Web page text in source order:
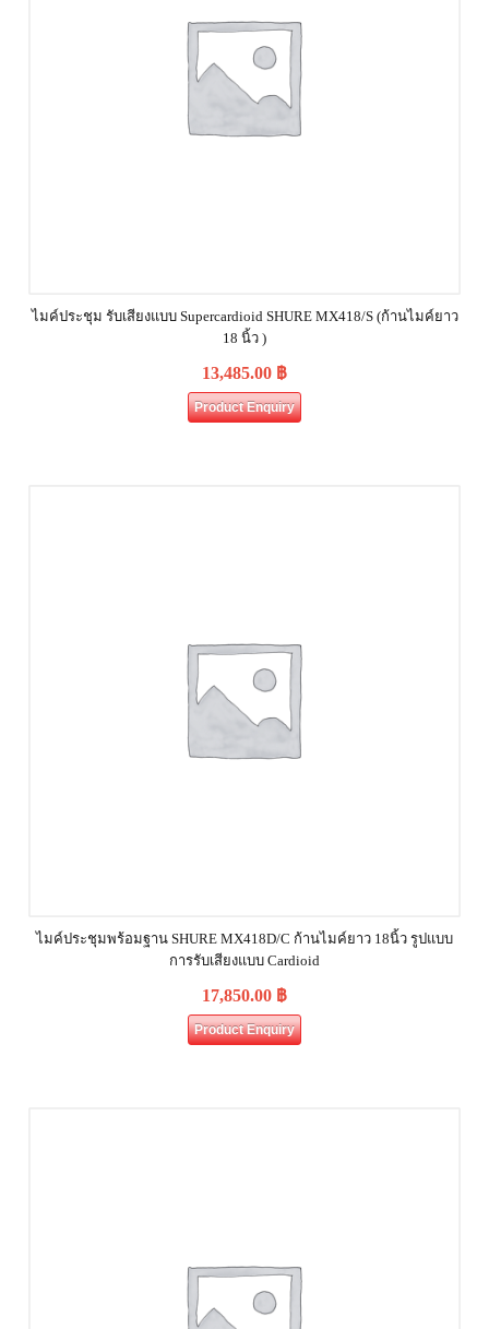
ไมค์ประชุม รับเสียงแบบ Supercardioid SHURE MX418/S (ก้านไมค์ยาว
18 นิ้ว )
13,485.00 ฿
Product Enquiry
ไมค์ประชุมพร้อมฐาน SHURE MX418D/C ก้านไมค์ยาว 18นิ้ว รูปแบบ
การรับเสียงแบบ Cardioid
17,850.00 ฿
Product Enquiry